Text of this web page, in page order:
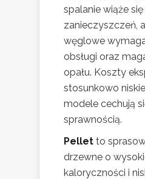
spalanie wiąże
zanieczyszczeń,
węglowe
obsługi oraz
opału. Koszty
stosunkowo
modele cechują
sprawnością.
Pellet to
drzewne o
kaloryczności i